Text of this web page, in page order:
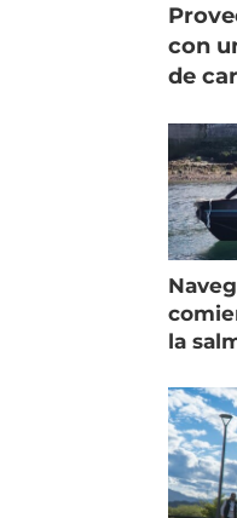
con
de
la